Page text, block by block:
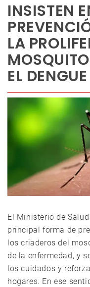
INSISTEN
LA
EL DENGUE
El Ministerio de
principal forma de
los criaderos del
de la enfermedad, y
los cuidados y
hogares. En ese